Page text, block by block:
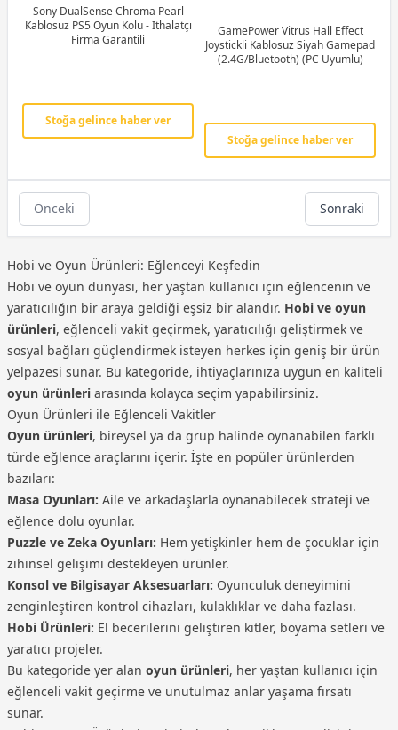
Sony DualSense Chroma Pearl
Kablosuz PS5 Oyun Kolu - İthalatçı
Firma Garantili
Stoğa gelince haber ver
GamePower Vitrus Hall Effect
Joystickli Kablosuz Siyah Gamepad
(2.4G/Bluetooth) (PC Uyumlu)
Stoğa gelince haber ver
Önceki Sonraki
Hobi ve Oyun Ürünleri: Eğlenceyi Keşfedin
Hobi ve oyun dünyası, her yaştan kullanıcı için eğlencenin ve
yaratıcılığın bir araya geldiği eşsiz bir alandır. Hobi ve oyun
ürünleri, eğlenceli vakit geçirmek, yaratıcılığı geliştirmek ve
sosyal bağları güçlendirmek isteyen herkes için geniş bir ürün
yelpazesi sunar. Bu kategoride, ihtiyaçlarınıza uygun en kaliteli
oyun ürünleri arasında kolayca seçim yapabilirsiniz.
Oyun Ürünleri ile Eğlenceli Vakitler
Oyun ürünleri, bireysel ya da grup halinde oynanabilen farklı
türde eğlence araçlarını içerir. İşte en popüler ürünlerden
bazıları:
Masa Oyunları: Aile ve arkadaşlarla oynanabilecek strateji ve
eğlence dolu oyunlar.
Puzzle ve Zeka Oyunları: Hem yetişkinler hem de çocuklar için
zihinsel gelişimi destekleyen ürünler.
Konsol ve Bilgisayar Aksesuarları: Oyunculuk deneyimini
zenginleştiren kontrol cihazları, kulaklıklar ve daha fazlası.
Hobi Ürünleri: El becerilerini geliştiren kitler, boyama setleri ve
yaratıcı projeler.
Bu kategoride yer alan oyun ürünleri, her yaştan kullanıcı için
eğlenceli vakit geçirme ve unutulmaz anlar yaşama fırsatı
sunar.